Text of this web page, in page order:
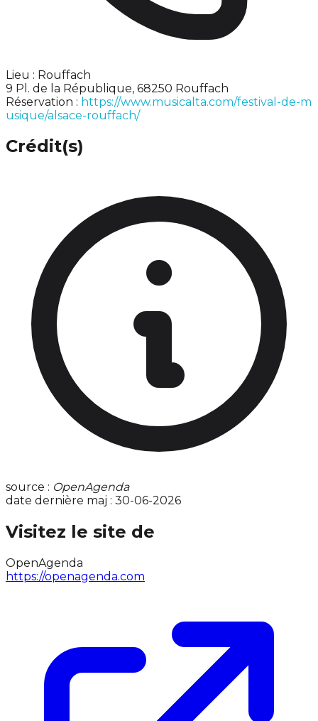
Lieu : Rouffach
9 Pl. de la République, 68250 Rouffach
Réservation : https://www.musicalta.com/festival-de-m
usique/alsace-rouffach/
Crédit(s)
source : OpenAgenda
date dernière maj : 30-06-2026
Visitez le site de
OpenAgenda
https://openagenda.com